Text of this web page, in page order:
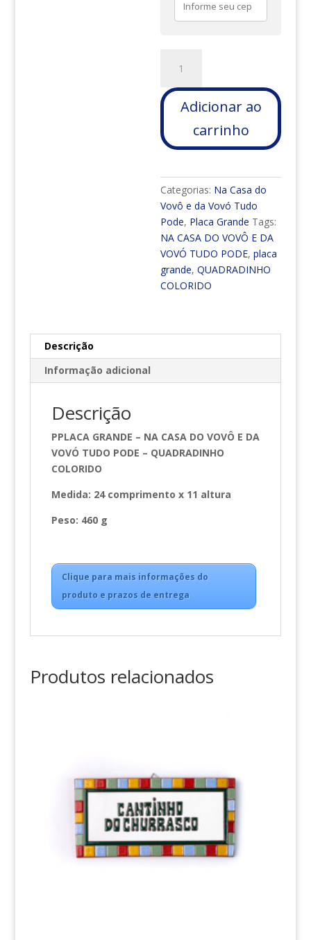
GRANDE
NA
DO
VOVÔ
DA
VOVÓ
TUDO
PODE
-
QUADRADINHO
COLORIDO
Adicionar ao
carrinho
Categorias: Na Casa do
Vovô e da Vovó Tudo
Pode, Placa Grande Tags:
NA CASA DO VOVÔ E DA
VOVÓ TUDO PODE,placa
grande,QUADRADINHO
COLORIDO
Descrição
Informação adicional
Descrição
PPLACA GRANDE – NA CASA DO VOVÔ E DA
VOVÓ TUDO PODE – QUADRADINHO
COLORIDO
Medida: 24 comprimento x 11 altura
Peso: 460 g
Clique para mais informações do
produto e prazos de entrega
Produtos relacionados